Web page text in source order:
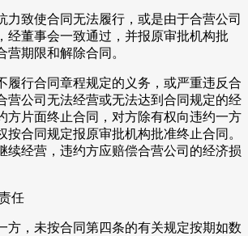
致使合同无法履行，或是由于合营公司
经董事会一致通过，并报原审批机构批
期限和解除合同。
行合同章程规定的义务，或严重违反合
营公司无法经营或无法达到合同规定的经
方片面终止合同，对方除有权向违约一方
按合同规定报原审批机构批准终止合同。
续经营，违约方应赔偿合营公司的经济损
任
，未按合同第四条的有关规定按期如数